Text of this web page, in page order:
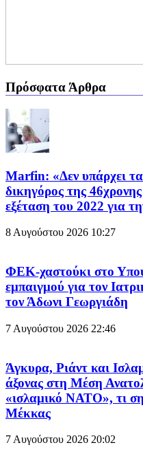
Πρόσφατα Άρθρα
Marfin: «Δεν υπάρχει
δικηγόρος της
εξέταση του 2022 για
8 Αυγούστου 2026 10:27
ΦΕΚ-χαστούκι στο
εμπαιγμού για τον
τον Άδωνι Γεωργιάδη
7 Αυγούστου 2026 22:46
Άγκυρα, Ριάντ και
άξονας στη Μέση
«ισλαμικό ΝΑΤΟ», τι
Μέκκας
7 Αυγούστου 2026 20:02